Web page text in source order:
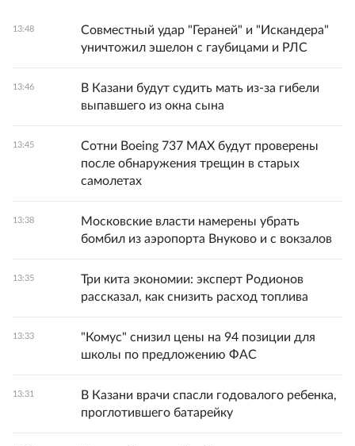
13:48
Совместный удар "Гераней" и "Искандера"
уничтожил эшелон с гаубицами и РЛС
13:46
В Казани будут судить мать из-за гибели
выпавшего из окна сына
13:45
Сотни Boeing 737 MAX будут проверены
после обнаружения трещин в старых
самолетах
13:38
Московские власти намерены убрать
бомбил из аэропорта Внуково и с вокзалов
13:35
Три кита экономии: эксперт Родионов
рассказал, как снизить расход топлива
13:33
"Комус" снизил цены на 94 позиции для
школы по предложению ФАС
13:31
В Казани врачи спасли годовалого ребенка,
проглотившего батарейку